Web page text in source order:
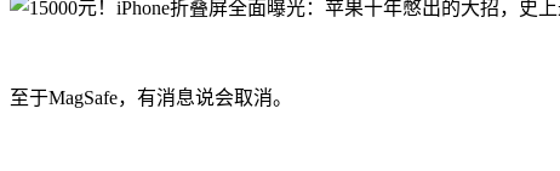
至于MagSafe，有消息说会取消。